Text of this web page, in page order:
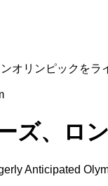
オリンピックをラ
ズ、ロ
Anticipated